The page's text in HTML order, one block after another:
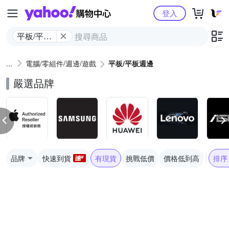
Yahoo購物中心
平板/平板
登入
電腦/零組件/週邊/遊戲 平板/平板週邊
嚴選品牌
品牌 快速到貨 有現貨 挑戰低價 價格低到高 排序